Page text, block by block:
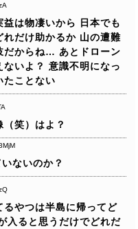
益は物凄いから
日本でも
れだけ助かるか 山の遭難
だからね… あとドローン
いよ？ 意識不明になっ
たことない
笑）はよ？
ないのか？
やつは半島に帰ってど
入ると思うだけでどれだ